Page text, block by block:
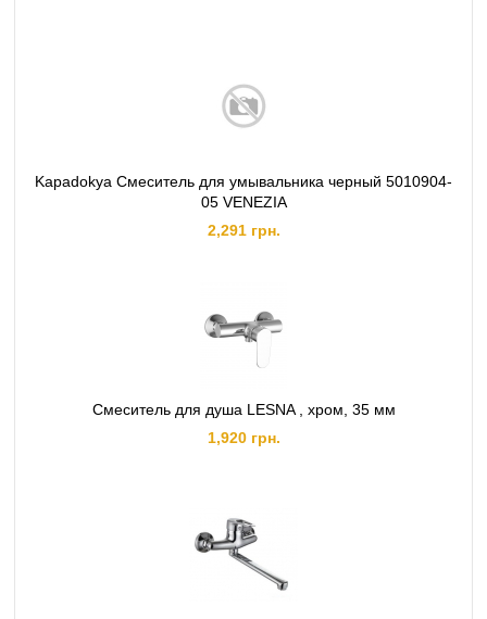
Kapadokya Смеситель для умывальника черный 5010904-
05 VENEZIA
2,291 грн.
Смеситель для душа LESNA , хром, 35 мм
1,920 грн.